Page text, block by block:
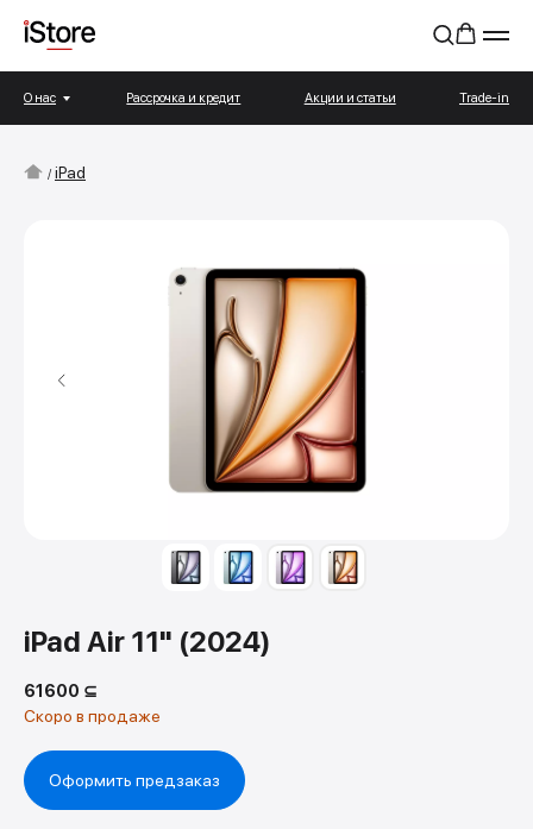
О нас Рассрочка и кредит Акции и статьи Trade-in
/ iPad
iPad Air 11" (2024)
61600 ⊆
Оформить предзаказ